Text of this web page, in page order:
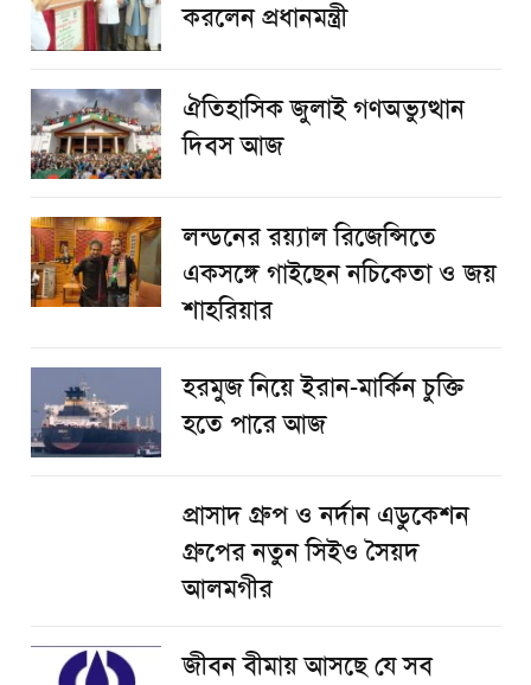
করলেন প্রধানমন্ত্রী
ঐতিহাসিক জুলাই গণঅভ্যুত্থান
দিবস আজ
লন্ডনের রয়্যাল রিজেন্সিতে
একসঙ্গে গাইছেন নচিকেতা ও জয়
শাহরিয়ার
হরমুজ নিয়ে ইরান-মার্কিন চুক্তি
হতে পারে আজ
প্রাসাদ গ্রুপ ও নর্দান এডুকেশন
গ্রুপের নতুন সিইও সৈয়দ
আলমগীর
জীবন বীমায় আসছে যে সব